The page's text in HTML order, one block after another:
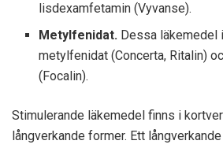
lisdexamfetamin (Vyvanse).
Metylfenidat. Dessa läkemedel
metylfenidat (Concerta, Ritalin)
(Focalin).
Stimulerande läkemedel finns i
långverkande former. Ett